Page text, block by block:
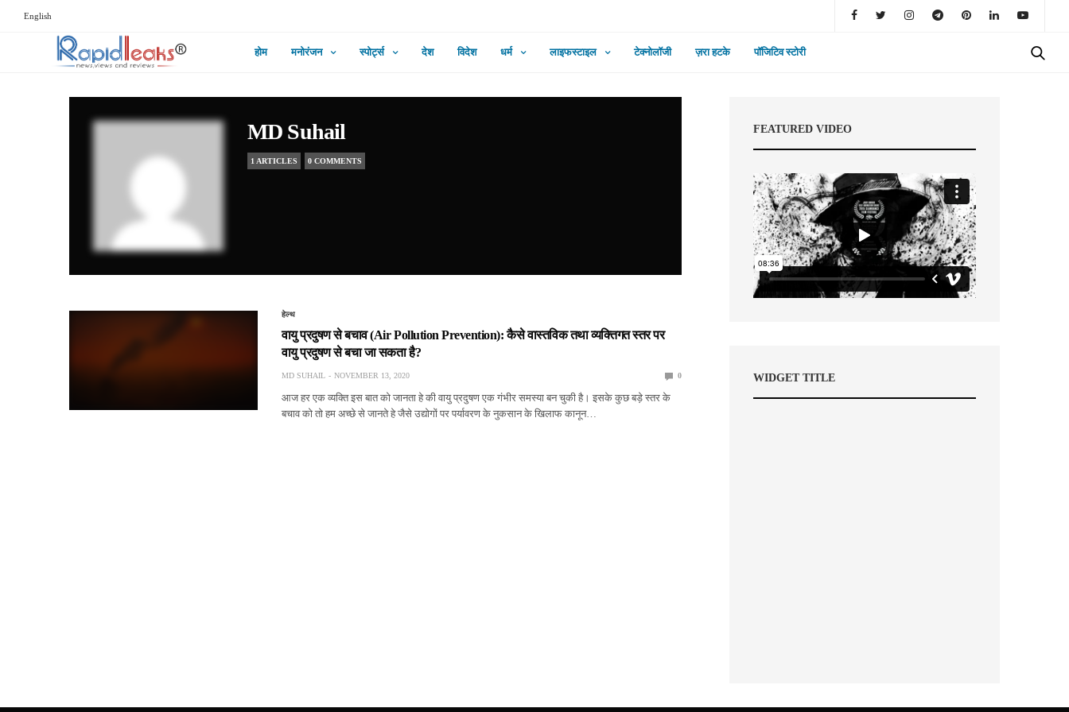
English
होम मनोरंजन स्पोर्ट्स देश विदेश धर्म लाइफस्टाइल टेक्नोलॉजी ज़रा हटके पॉजिटिव स्टोरी
MD Suhail
1 ARTICLES 0 COMMENTS
हेल्थ
वायु प्रदुषण से बचाव (Air Pollution Prevention): कैसे वास्तविक तथा व्यक्तिगत स्तर पर
वायु प्रदुषण से बचा जा सकता है?
MD SUHAIL NOVEMBER 13, 2020 0
आज हर एक व्यक्ति इस बात को जानता हे की वायु प्रदुषण एक गंभीर समस्या बन चुकी है। इसके कुछ बड़े स्तर के
बचाव को तो हम अच्छे से जानते हे जैसे उद्योगों पर पर्यावरण के नुकसान के खिलाफ कानून…
FEATURED VIDEO
WIDGET TITLE